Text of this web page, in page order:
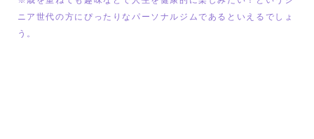
ニア世代の方にぴったりなパーソナルジムであるといえるでしょ
う。